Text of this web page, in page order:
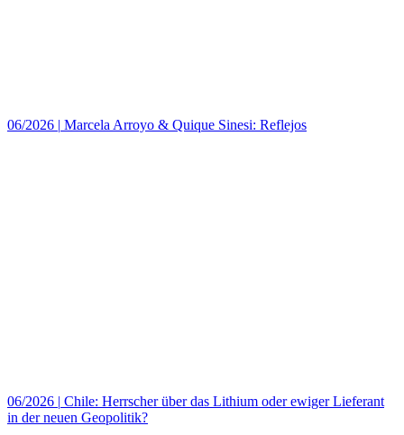
06/2026 | Marcela Arroyo & Quique Sinesi: Reflejos
06/2026 | Chile: Herrscher über das Lithium oder ewiger Lieferant
in der neuen Geopolitik?